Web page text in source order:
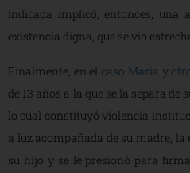
indicada implicó, entonces, una
existencia digna, que se vio
Finalmente, en el caso María y
de 13 años a la que se la separa
lo cual constituyó violencia
a luz acompañada de su madre,
su hijo y se le presionó para